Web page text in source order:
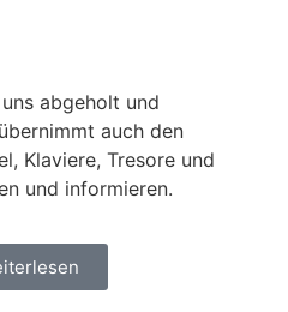
abgeholt und
auch den
Klaviere, Tresore und
und informieren.